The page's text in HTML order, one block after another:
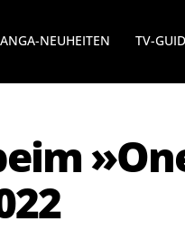
NEUHEITEN TV-